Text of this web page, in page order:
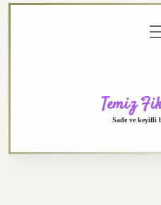
aç
Temiz
Sade ve keyifli